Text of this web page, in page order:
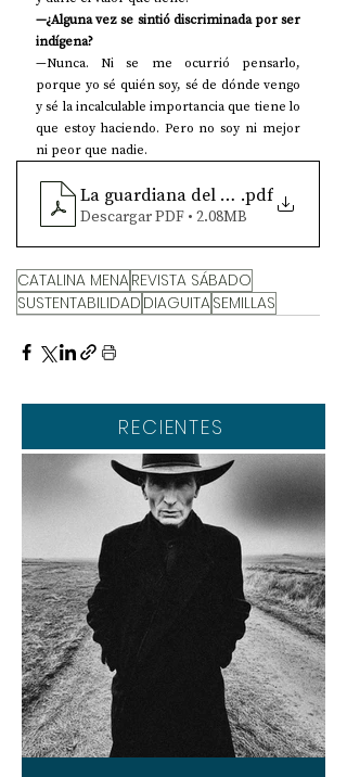
—¿Alguna vez se sintió discriminada por ser
indígena?
—Nunca. Ni se me ocurrió pensarlo,
porque yo sé quién soy, sé de dónde vengo
y sé la incalculable importancia que tiene lo
que estoy haciendo. Pero no soy ni mejor
ni peor que nadie.
La guardiana del semillero del
.pdf
Descargar PDF • 2.08MB
CATALINA MENAREVISTA SÁBADO
SUSTENTABILIDAD DIAGUITASEMILLAS
RECIENTES